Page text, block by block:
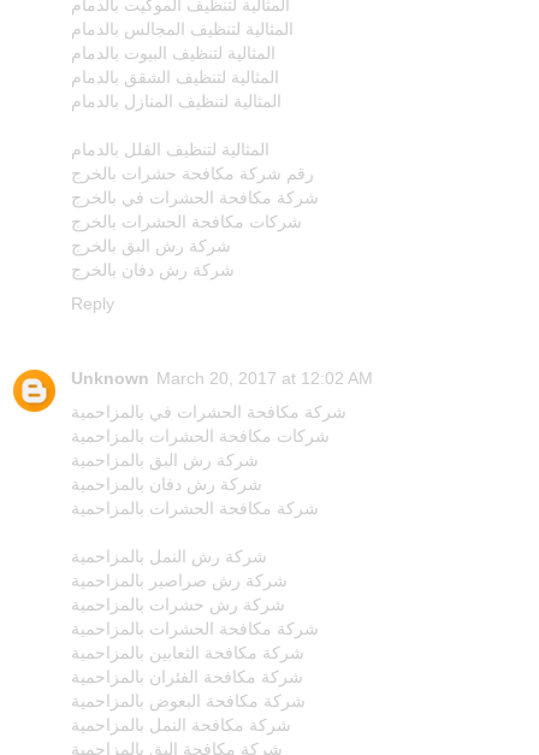
المثالية لتنظيف الموكيت بالدمام
المثالية لتنظيف المجالس بالدمام
المثالية لتنظيف البيوت بالدمام
المثالية لتنظيف الشقق بالدمام
المثالية لتنظيف المنازل بالدمام
المثالية لتنظيف الفلل بالدمام
رقم شركة مكافحة حشرات بالخرج
شركة مكافحة الحشرات في بالخرج
شركات مكافحة الحشرات بالخرج
شركة رش البق بالخرج
شركة رش دفان بالخرج
Reply
Unknown March 20, 2017 at 12:02 AM
شركة مكافحة الحشرات في بالمزاحمية
شركات مكافحة الحشرات بالمزاحمية
شركة رش البق بالمزاحمية
شركة رش دفان بالمزاحمية
شركة مكافحة الحشرات بالمزاحمية
شركة رش النمل بالمزاحمية
شركة رش صراصير بالمزاحمية
شركة رش حشرات بالمزاحمية
شركة مكافحة الحشرات بالمزاحمية
شركة مكافحة الثعابين بالمزاحمية
شركة مكافحة الفئران بالمزاحمية
شركة مكافحة البعوض بالمزاحمية
شركة مكافحة النمل بالمزاحمية
شركة مكافحة البق بالمزاحمية